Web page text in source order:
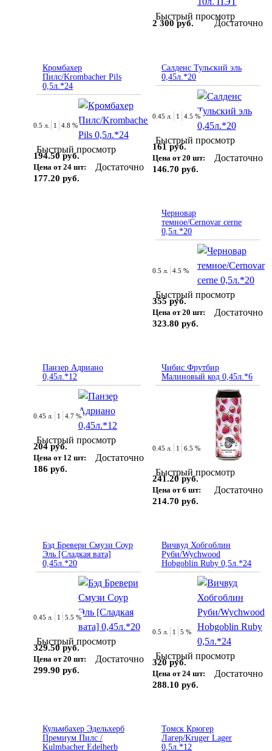
Быстрый просмотр
2 300 руб. Достаточно
Кромбахер
Пилс/Krombacher Pils
0,5л.*24
Быстрый просмотр
0.5 л. 1 4.8 %
194.50 руб.
Цена от 24 шт:
177.20 руб.
Достаточно
Салденс Тульский эль
0,45л.*20
Быстрый просмотр
0.45 л. 1 4.5 %
161 руб.
Цена от 20 шт:
146.70 руб.
Достаточно
Черновар
темное/Cernovar cerne
0,5л.*20
Быстрый просмотр
0.5 л. 4.5 %
355 руб.
Цена от 20 шт:
323.80 руб.
Достаточно
Панзер Адриано
0,45л.*12
Быстрый просмотр
0.45 л. 1 4.7 %
204 руб.
Цена от 12 шт:
186 руб.
Достаточно
Чибис Фрутбир
Малиновый код 0,45л.*6
Быстрый просмотр
0.45 л. 1 6.5 %
241.20 руб.
Цена от 6 шт:
214.70 руб.
Достаточно
Бэд Бревери Смузи Соур
Эль [Сладкая вата]
0,45л.*20
Быстрый просмотр
0.45 л. 1 5.5 %
329.50 руб.
Цена от 20 шт:
299.90 руб.
Достаточно
Вичвуд Хобгоблин
Руби/Wychwood
Hobgoblin Ruby 0,5л.*24
Быстрый просмотр
0.5 л. 1 5 %
320 руб.
Цена от 24 шт:
288.10 руб.
Достаточно
Кульмбахер Эдельхерб
Премиум Пилс /
Kulmbacher Edelherb
Томск Крюгер
Лагер/Kruger Lager
0,5л.*12